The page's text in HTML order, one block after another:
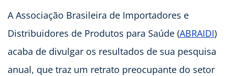
A Associação Brasileira de Importadores e
Distribuidores de Produtos para Saúde (ABRAIDI)
acaba de divulgar os resultados de sua pesquisa
anual, que traz um retrato preocupante do setor